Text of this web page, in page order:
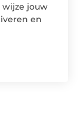
jouw
en